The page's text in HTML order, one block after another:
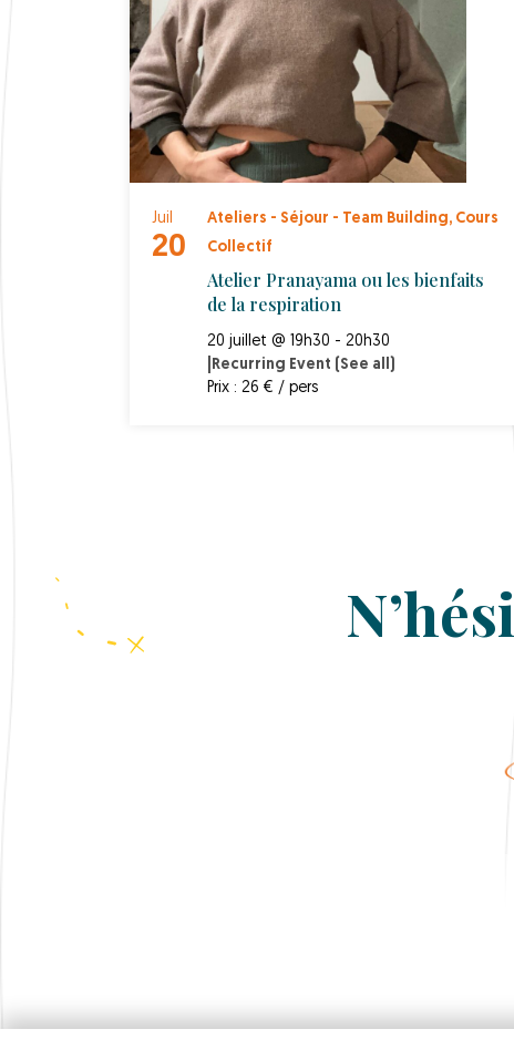
Juil
20
Ateliers - Séjour - Team Building, Cours
Collectif
Atelier Pranayama ou les bienfaits
de la respiration
20 juillet @ 19h30 - 20h30
Recurring Event
(See all)
Prix : 26 € / pers